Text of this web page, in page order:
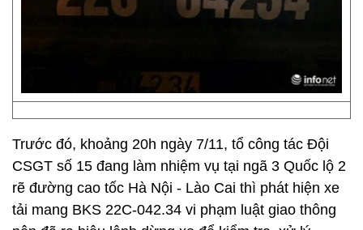
Trước đó, khoảng 20h ngày 7/11, tổ công tác Đội
CSGT số 15 đang làm nhiệm vụ tại ngã 3 Quốc lộ 2
rẽ đường cao tốc Hà Nội - Lào Cai thì phát hiện xe
tải mang BKS 22C-042.34 vi phạm luật giao thông